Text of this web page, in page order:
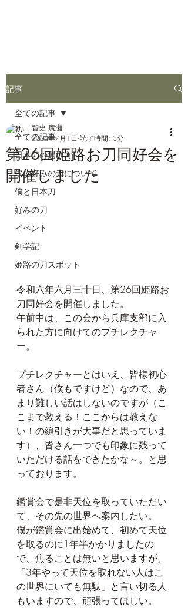
記事
全ての記事
日本刀の選び方
僕の好みの刀について
僕と日本刀
好みの刀
イベント
剣学記
姫路の刀スポット
全ての記事
第26回姫路お刀同好会を
開催しました
智史 廣瀬
2024年7月1日 読了時間: 3分
令和六年六月三十日、第26回姫路お
刀同好会を開催しました。
午前中は、この会から兵庫支部に入
られた方に向けてのプチレクチャ
ー。
プチレクチャーとはいえ、皆様初心
者さん（僕もですけど）なので、あ
まり難しい話はしないのですが（こ
こまで教える！ここからは教えな
い！の線引きが大事だと思っていま
す）、皆さん一つでも印象に残って
いただける話をできたかな～。と思
っております。
鑑賞会で是非天位を取っていただい
て、その先の世界へ案内したい。
僕が鑑賞会に出始めて、初めて天位
を取るのに1年半かかりましたの
で、焦ることは無いと思いますが、
「3年やって天位を取れない人はこ
の世界にいても無駄」と言い切る人
もいますので、頑張ってほしい。